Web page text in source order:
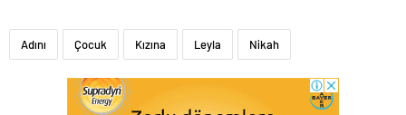
Adını Çocuk Kızına Leyla Nikah